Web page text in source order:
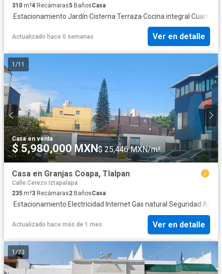
310 m²4 Recámaras5 BañosCasa
·Estacionamiento·Jardín·Cisterna·Terraza·Cocina integral ·Cuarto
Actualizado hace 0 semanas Ver en detalle
1 /11
Casa·en venta
$ 5,980,000 MXN$ 25,446 MXN/m²
Casa en Granjas Coapa, Tlalpan
Calle Cerezo Iztapalapa
235 m²3 Recámaras2 BañosCasa
·Estacionamiento·Electricidad· Internet·Gas natural ·Seguridad·Agua
Actualizado hace más de 1 mes Ver en detalle
1/23